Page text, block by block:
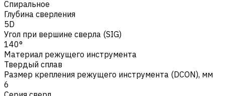
Спиральное
Глубина сверления
5D
Угол при вершине сверла (SIG)
140°
Материал режущего инструмента
Твердый сплав
Размер крепления режущего инструмента (DCON), мм
6